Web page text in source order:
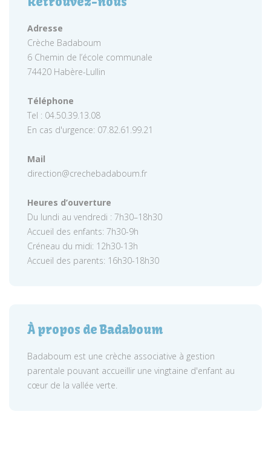
Adresse
Crèche Badaboum
6 Chemin de l’école communale
74420 Habère-Lullin
Téléphone
Tel : 04.50.39.13.08
En cas d'urgence: 07.82.61.99.21
Mail
direction@crechebadaboum.fr
Heures d’ouverture
Du lundi au vendredi : 7h30–18h30
Accueil des enfants: 7h30-9h
Créneau du midi: 12h30-13h
Accueil des parents: 16h30-18h30
À propos de Badaboum
Badaboum est une crèche associative à gestion
parentale pouvant accueillir une vingtaine d'enfant au
cœur de la vallée verte.